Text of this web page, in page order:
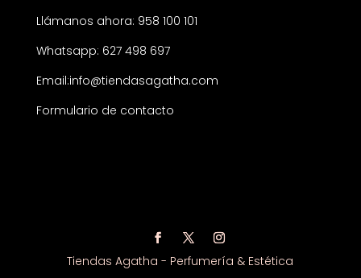
Llámanos ahora: 958 100 101
Whatsapp: 627 498 697
Email:info@tiendasagatha.com
Formulario de contacto
Tiendas Agatha - Perfumería & Estética